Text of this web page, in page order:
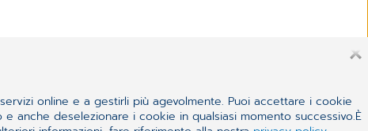
online e a gestirli più agevolmente. Puoi accettare i cookie
anche deselezionare i cookie in qualsiasi momento successivo.È